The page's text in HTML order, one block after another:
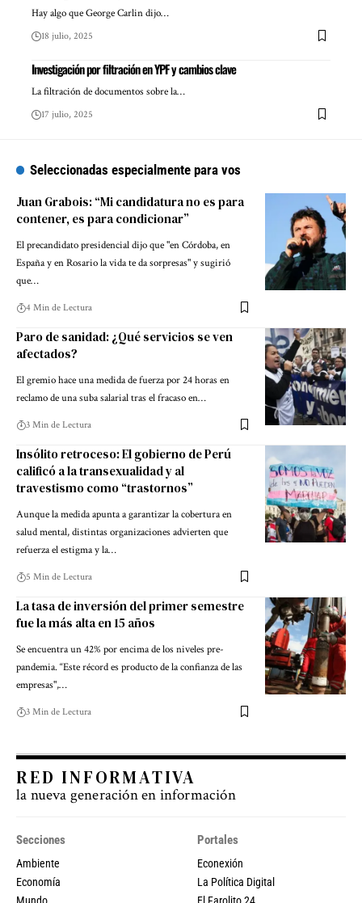
Hay algo que George Carlin dijo…
18 julio, 2025
Investigación por filtración en YPF y cambios clave
La filtración de documentos sobre la…
17 julio, 2025
Seleccionadas especialmente para vos
Juan Grabois: “Mi candidatura no es para
contener, es para condicionar”
El precandidato presidencial dijo que "en Córdoba, en
España y en Rosario la vida te da sorpresas" y sugirió
que…
4 Min de Lectura
Paro de sanidad: ¿Qué servicios se ven
afectados?
El gremio hace una medida de fuerza por 24 horas en
reclamo de una suba salarial tras el fracaso en…
3 Min de Lectura
Insólito retroceso: El gobierno de Perú
calificó a la transexualidad y al
travestismo como “trastornos”
Aunque la medida apunta a garantizar la cobertura en
salud mental, distintas organizaciones advierten que
refuerza el estigma y la…
5 Min de Lectura
La tasa de inversión del primer semestre
fue la más alta en 15 años
Se encuentra un 42% por encima de los niveles pre-
pandemia. “Este récord es producto de la confianza de las
empresas",…
3 Min de Lectura
RED INFORMATIVA
la nueva generación en información
Secciones
Ambiente
Economía
Mundo
Portales
Econexión
La Política Digital
El Farolito 24